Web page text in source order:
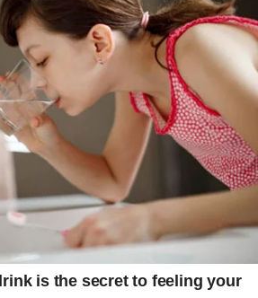
personalidade que encontrou
para se conectar com o
uma comunidade fiel ao longo